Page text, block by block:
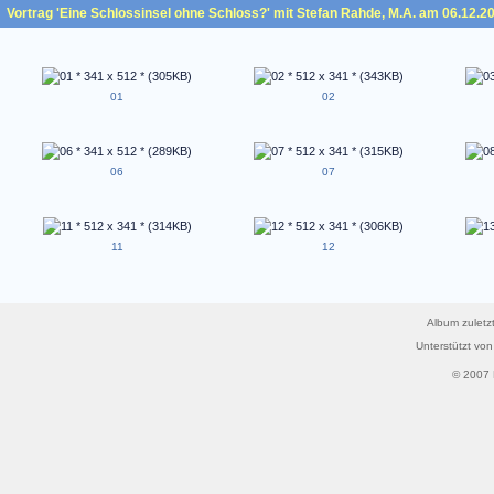
Vortrag 'Eine Schlossinsel ohne Schloss?' mit Stefan Rahde, M.A. am
01 02
06 07
11 12
Album
Unterstützt
© 2007